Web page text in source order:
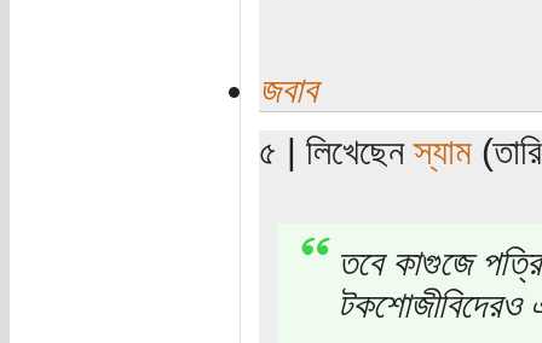
জবাব
৫ | লিখেছেনস্যাম
তবে কাগুজে